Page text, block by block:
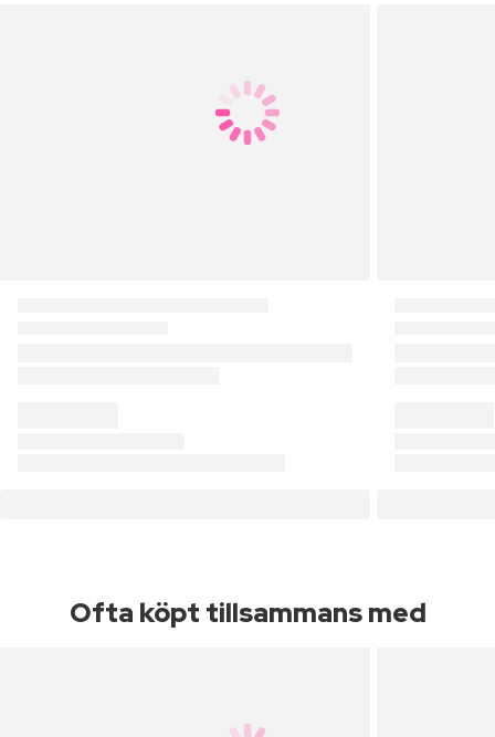
Ofta köpt tillsammans med